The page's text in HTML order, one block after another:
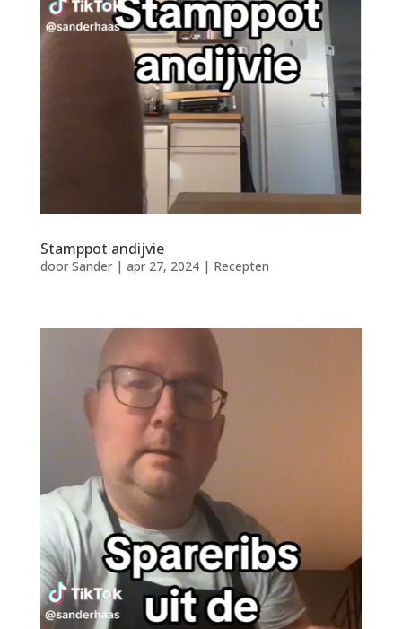
Stamppot andijvie
door Sander| apr 27, 2024| Recepten